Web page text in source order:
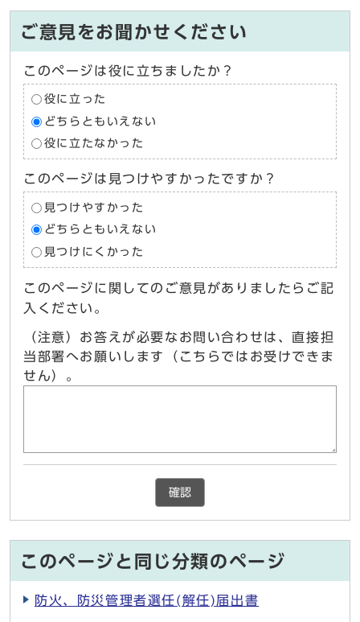
ご意見をお聞かせください
このページは役に立ちましたか？
役に立った
どちらともいえない
役に立たなかった
このページは見つけやすかったですか？
見つけやすかった
どちらともいえない
見つけにくかった
このページに関してのご意見がありましたらご記
入ください。
（注意）お答えが必要なお問い合わせは、直接担
当部署へお願いします（こちらではお受けできま
せん）。
確認
このページと同じ分類のページ
防火、防災管理者選任(解任)届出書